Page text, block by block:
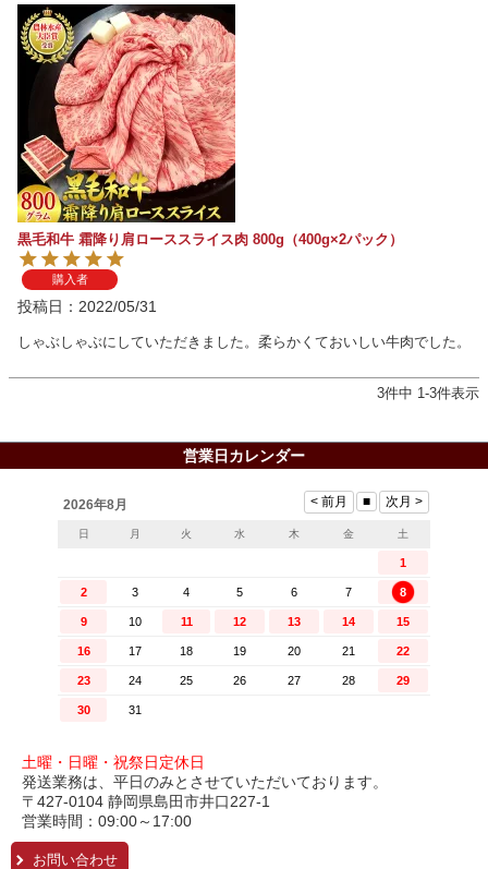
黒毛和牛 霜降り肩ローススライス肉 800g（400g×2パック）
購入者
投稿日 2022/05/31
しゃぶしゃぶにしていただきました。柔らかくておいしい牛肉でした。
3件中 1-3件表示
営業日カレンダー
土曜・日曜・祝祭日定休日
発送業務は、平日のみとさせていただいております。
〒427-0104 静岡県島田市井口227-1
営業時間：09:00～17:00
お問い合わせ